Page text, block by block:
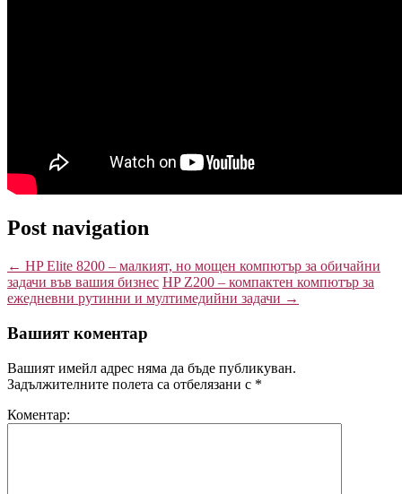
Post navigation
← HP Elite 8200 – малкият, но мощен компютър за обичайни
задачи във вашия бизнес HP Z200 – компактен компютър за
ежедневни рутинни и мултимедийни задачи →
Вашият коментар
Вашият имейл адрес няма да бъде публикуван.
Задължителните полета са отбелязани с *
Коментар: